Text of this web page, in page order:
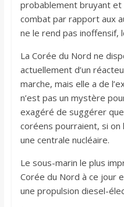
probablement bruyant et
combat par rapport aux
ne le rend pas inoffensif,
La Corée du Nord ne
actuellement d’un
marche, mais elle a de
n’est pas un mystère
exagéré de suggérer
coréens pourraient, si on
une centrale nucléaire.
Le sous-marin le plus
Corée du Nord à ce jour
une propulsion diesel-